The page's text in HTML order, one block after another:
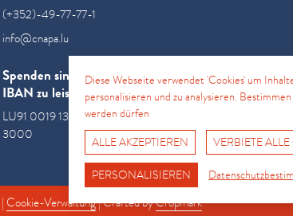
(+352)-49-77-77-1
info@cnapa.lu
Spenden sind an die
IBAN zu leisten
LU91 0019 1300 0854
3000
|Cookie-Verwaltung| Crafted byCropmark
Diese Webseite verwendet 'Cookies' um
personalisieren und zu analysieren.
werden dürfen
ALLE AKZEPTIEREN
VERBIETE
PERSONALISIEREN